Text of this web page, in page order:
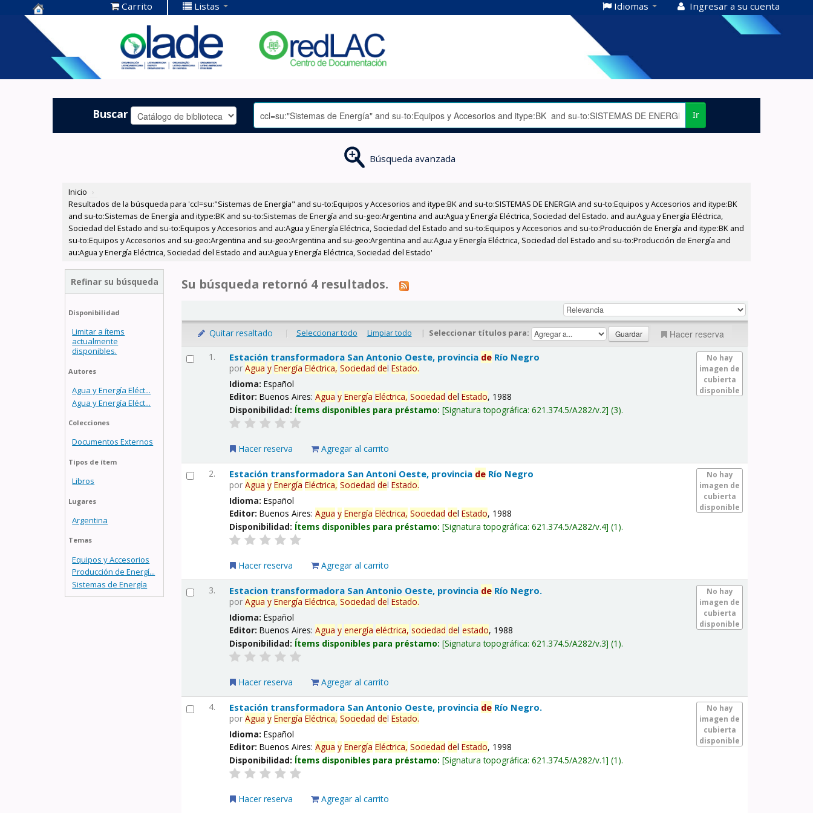
Centro de
Documentación
OLADE -
Carrito Listas Idiomas Ingresar a su cuenta
Buscar Ir
Búsqueda avanzada
Inicio ›
Resultados de la búsqueda para 'ccl=su:"Sistemas de Energía" and su-to:Equipos y Accesorios and itype:BK and su-to:SISTEMAS DE ENERGIA and su-to:Equipos y Accesorios and itype:BK
and su-to:Sistemas de Energía and itype:BK and su-to:Sistemas de Energía and su-geo:Argentina and au:Agua y Energía Eléctrica, Sociedad del Estado. and au:Agua y Energía Eléctrica,
Sociedad del Estado and su-to:Equipos y Accesorios and au:Agua y Energía Eléctrica, Sociedad del Estado and su-to:Equipos y Accesorios and su-to:Producción de Energía and itype:BK and
su-to:Equipos y Accesorios and su-geo:Argentina and su-geo:Argentina and su-geo:Argentina and au:Agua y Energía Eléctrica, Sociedad del Estado and su-to:Producción de Energía and
au:Agua y Energía Eléctrica, Sociedad del Estado and au:Agua y Energía Eléctrica, Sociedad del Estado'
Refinar su búsqueda
Disponibilidad
Limitar a ítems
actualmente
disponibles.
Autores
Agua y Energía Eléct...
Agua y Energía Eléct...
Colecciones
Documentos Externos
Tipos de ítem
Libros
Lugares
Argentina
Temas
Equipos y Accesorios
Producción de Energí...
Sistemas de Energía
Su búsqueda retornó 4 resultados.
Quitar resaltado | Seleccionar todo Limpiar todo | Seleccionar títulos para: Hacer reserva
1.
No hay
imagen de
cubierta
disponible
Estación transformadora San Antonio Oeste, provincia de Río Negro
porAgua y Energía Eléctrica, Sociedad delEstado.
Idioma:Español
Editor:Buenos Aires:Agua y Energía Eléctrica, Sociedad delEstado, 1988
Disponibilidad: Ítems disponibles para préstamo: Signatura topográfica:621.374.5/A282/v.2 (3).
Hacer reserva Agregar al carrito
2.
No hay
imagen de
cubierta
disponible
Estación transformadora San Antoni Oeste, provincia de Río Negro
porAgua y Energía Eléctrica, Sociedad delEstado.
Idioma:Español
Editor:Buenos Aires:Agua y Energía Eléctrica, Sociedad delEstado, 1988
Disponibilidad: Ítems disponibles para préstamo: Signatura topográfica:621.374.5/A282/v.4 (1).
Hacer reserva Agregar al carrito
3.
No hay
imagen de
cubierta
disponible
Estacion transformadora San Antonio Oeste, provincia de Río Negro.
porAgua y Energía Eléctrica, Sociedad delEstado.
Idioma:Español
Editor:Buenos Aires:Agua y energía eléctrica, sociedad delestado, 1988
Disponibilidad: Ítems disponibles para préstamo: Signatura topográfica:621.374.5/A282/v.3 (1).
Hacer reserva Agregar al carrito
4.
No hay
imagen de
cubierta
disponible
Estación transformadora San Antonio Oeste, provincia de Río Negro.
porAgua y Energía Eléctrica, Sociedad delEstado.
Idioma:Español
Editor:Buenos Aires:Agua y Energía Eléctrica, Sociedad delEstado, 1998
Disponibilidad: Ítems disponibles para préstamo: Signatura topográfica:621.374.5/A282/v.1 (1).
Hacer reserva Agregar al carrito